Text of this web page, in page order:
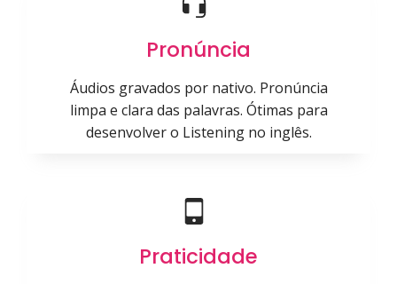
Pronúncia
Áudios gravados por nativo. Pronúncia
limpa e clara das palavras. Ótimas para
desenvolver o Listening no inglês.
Praticidade